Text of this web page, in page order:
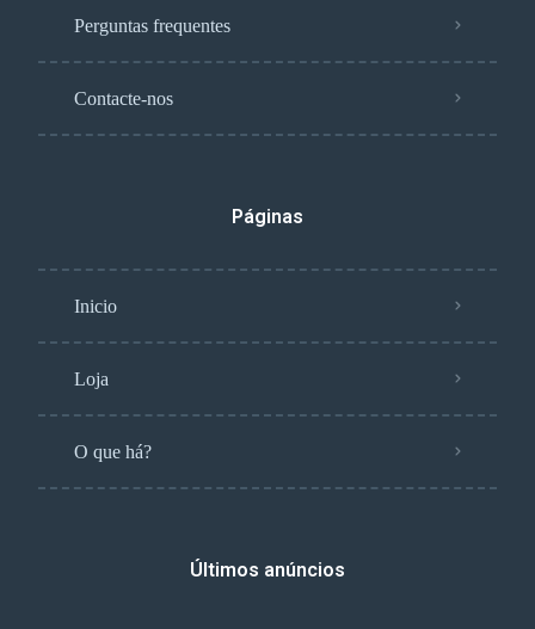
Perguntas frequentes
Contacte-nos
Páginas
Inicio
Loja
O que há?
Últimos anúncios